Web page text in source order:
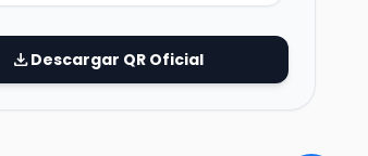
downloadDescargar QR Oficial